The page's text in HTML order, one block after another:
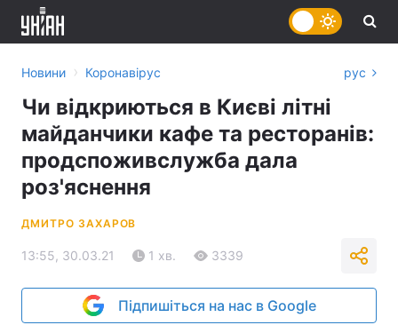
Новини › Коронавірус рус
Чи відкриються в Києві літні
майданчики кафе та ресторанів:
продспоживслужба дала
роз'яснення
ДМИТРО ЗАХАРОВ
13:55, 30.03.21 1 хв. 3339
Підпишіться на нас в Google